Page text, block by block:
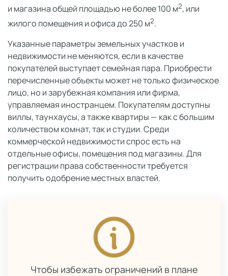
и магазина общей площадью не более 100 м2, или
жилого помещения и офиса до 250 м2.
Указанные параметры земельных участков и
недвижимости не меняются, если в качестве
покупателей выступает семейная пара. Приобрести
перечисленные объекты может не только физическое
лицо, но и зарубежная компания или фирма,
управляемая иностранцем. Покупателям доступны
виллы, таунхаусы, а также квартиры — как с большим
количеством комнат, так и студии. Среди
коммерческой недвижимости спрос есть на
отдельные офисы, помещения под магазины. Для
регистрации права собственности требуется
получить одобрение местных властей.
Чтобы избежать ограничений в плане